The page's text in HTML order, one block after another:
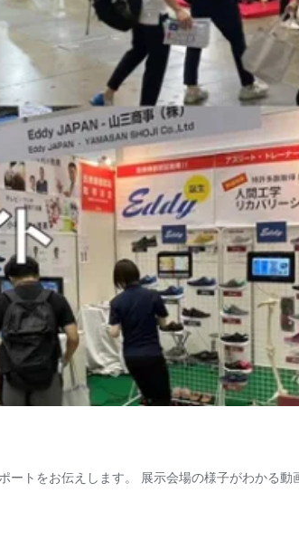
トをお伝えします。 展示会場の様子がわかる動